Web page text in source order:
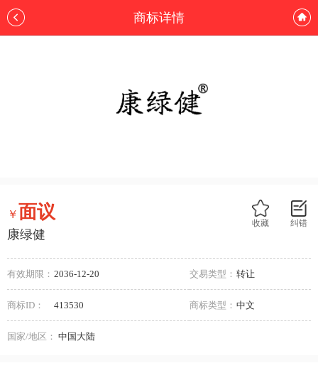
商标详情
纠错
收藏
￥面议
康绿健
有效期限： 2036-12-20 交易类型： 转让
商标ID： 413530 商标类型： 中文
国家/地区： 中国大陆